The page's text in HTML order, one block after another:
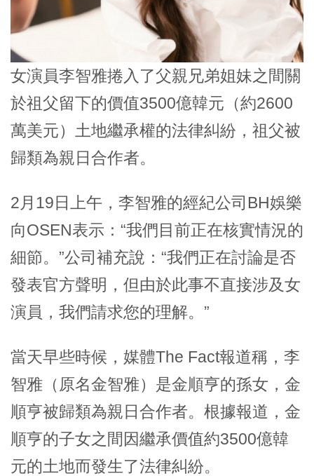
女演員李智雅捲入了父親兄弟姐妹之間關
於祖父留下的價值3500億韓元（約2600
萬美元）土地繼承權的法律糾紛，祖父被
歸類為親日合作者。
2月19日上午，李智雅的經紀公司BH娛樂
向OSEN表示：“我們目前正在核實情況的
細節。”公司補充說：“我們正在討論是否
發表官方聲明，但由於此事不直接涉及女
演員，我們請求您的理解。”
當天早些時候，媒體The Fact報道稱，李
智雅（原名金智雅）是金順亨的孫女，金
順亨被歸類為親日合作者。根據報道，金
順亨的子女之間因繼承價值約3500億韓
元的土地而發生了法律糾紛。